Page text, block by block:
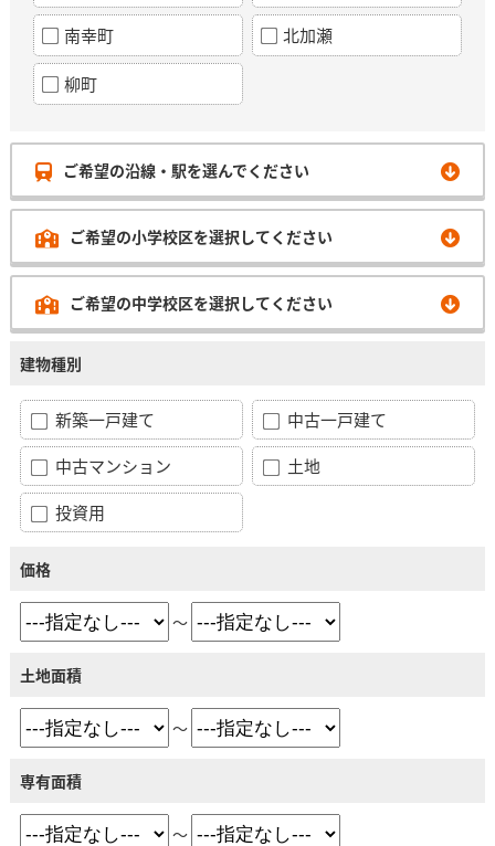
南幸町 北加瀬
柳町
ご希望の沿線・駅を選んでください
ご希望の小学校区を選択してください
ご希望の中学校区を選択してください
建物種別
新築一戸建て
中古一戸建て
中古マンション
土地
投資用
価格
～
土地面積
～
専有面積
～